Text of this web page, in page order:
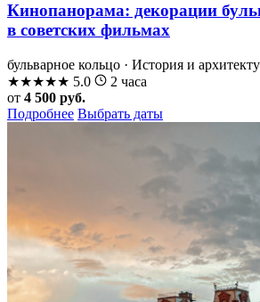
Кинопанорама: декорации
в советских фильмах
бульварное кольцо · История и
★★★★★ 5.0
2 часа
от 4 500 руб.
Подробнее Выбрать даты